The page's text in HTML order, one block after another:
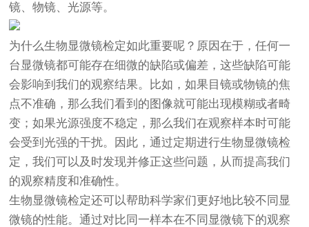
镜、物镜、光源等。
为什么生物显微镜检定如此重要呢？原因在于，任何一
台显微镜都可能存在细微的缺陷或偏差，这些缺陷可能
会影响到我们的观察结果。比如，如果目镜或物镜的焦
点不准确，那么我们看到的图像就可能出现模糊或者畸
变；如果光源强度不稳定，那么我们在观察样本时可能
会受到光强的干扰。因此，通过定期进行生物显微镜检
定，我们可以及时发现并修正这些问题，从而提高我们
的观察精度和准确性。
生物显微镜检定还可以帮助科学家们更好地比较不同显
微镜的性能。通过对比同一样本在不同显微镜下的观察